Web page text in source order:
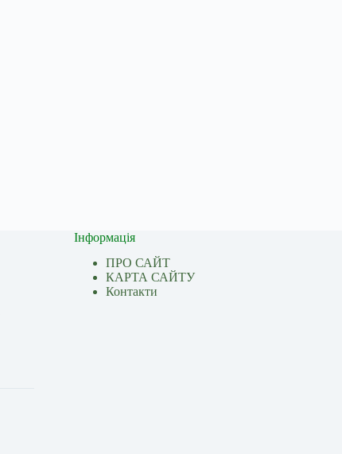
Інформація
ПРО САЙТ
КАРТА САЙТУ
Контакти